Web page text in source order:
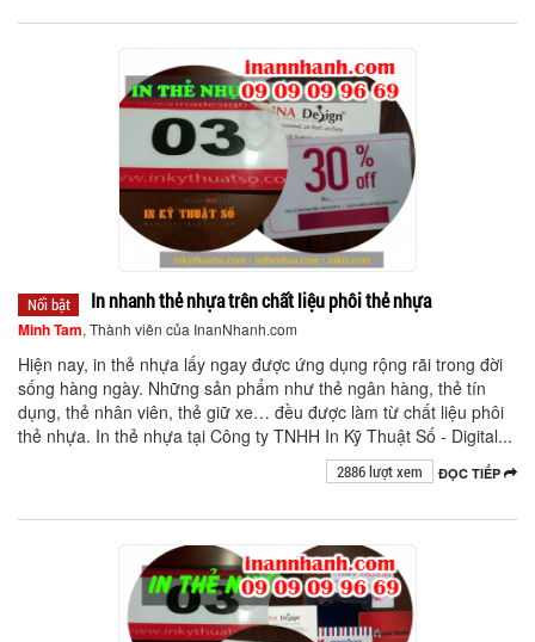
Nổi bật In nhanh thẻ nhựa trên chất liệu phôi thẻ nhựa
Minh Tam, Thành viên của InanNhanh.com
Hiện nay, in thẻ nhựa lấy ngay được ứng dụng rộng rãi trong đời
sống hàng ngày. Những sản phẩm như thẻ ngân hàng, thẻ tín
dụng, thẻ nhân viên, thẻ giữ xe… đều được làm từ chất liệu phôi
thẻ nhựa. In thẻ nhựa tại Công ty TNHH In Kỹ Thuật Số - Digital...
ĐỌC TIẾP
2886 lượt xem